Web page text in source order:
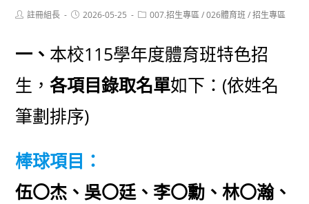
Post註冊組長
Post2026-05-25
Post007.招生專區 / 026體育班 / 招生專區
一、 本校115學年度體育班特色招
生，各項目錄取名單如下：(依姓名
筆劃排序)
棒球項目：
伍〇杰、吳〇廷、李〇勳、林〇瀚、